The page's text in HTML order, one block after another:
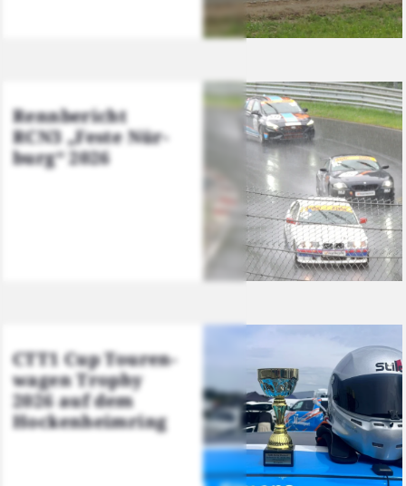
Renn­be­richt
RCN3 „Fes­te Nür­
burg“ 2026
CTT1 Cup Tou­ren­
wa­gen Tro­phy
2026 auf dem
Hocken­heim­ring